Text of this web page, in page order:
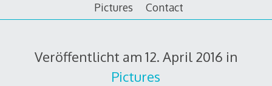
Pictures
Contact
Veröffentlicht am 12. April 2016 in
Pictures